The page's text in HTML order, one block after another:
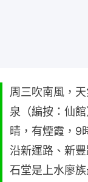
周三吹南風，
泉（編按：仙
晴，有煙霞，9
沿新運路、新
石堂是上水廖